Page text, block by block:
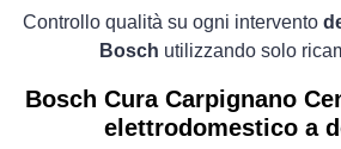
Controllo qualità su ogni intervento
Bosch utilizzando solo
Bosch Cura Carpignano
elettrodomestico a